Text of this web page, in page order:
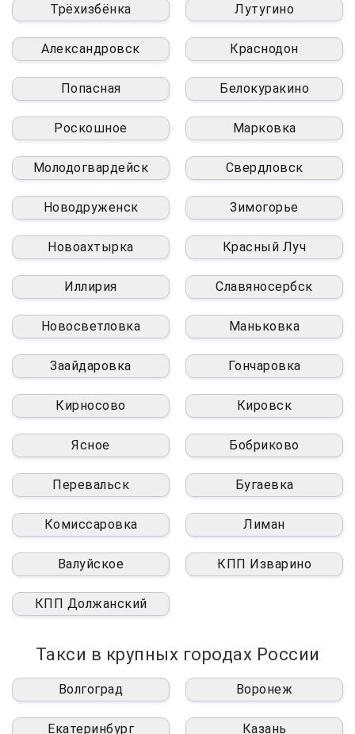
Трёхизбёнка Лутугино
Александровск Краснодон
Попасная Белокуракино
Роскошное Марковка
Молодогвардейск Свердловск
Новодруженск Зимогорье
Новоахтырка Красный Луч
Иллирия Славяносербск
Новосветловка Маньковка
Заайдаровка Гончаровка
Кирносово Кировск
Ясное Бобриково
Перевальск Бугаевка
Комиссаровка Лиман
Валуйское КПП Изварино
КПП Должанский
Такси в крупных городах России
Волгоград Воронеж
Екатеринбург Казань